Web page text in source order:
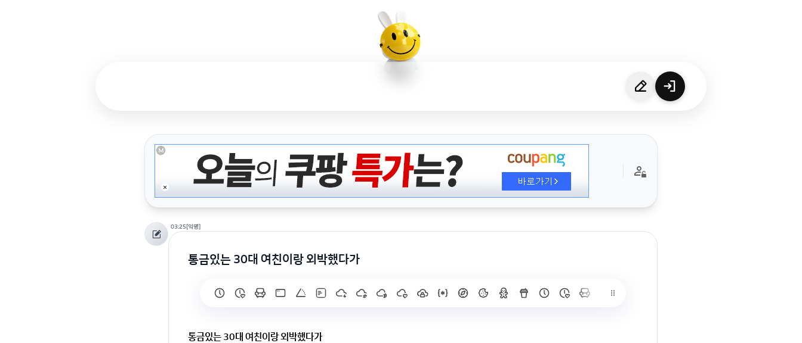
03:25[익명]
통금있는 30대 여친이랑 외박했다가
통금있는 30대 여친이랑 외박했다가